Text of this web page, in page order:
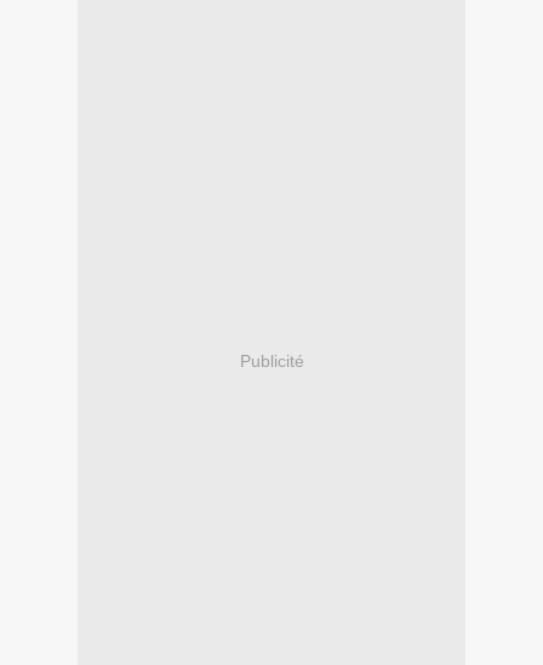
Publicité